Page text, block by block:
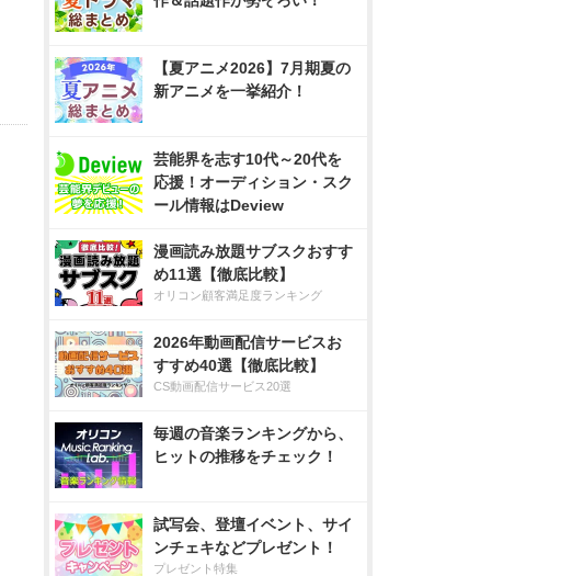
【夏アニメ2026】7月期夏の
新アニメを一挙紹介！
芸能界を志す10代～20代を
応援！オーディション・スク
ール情報はDeview
漫画読み放題サブスクおすす
め11選【徹底比較】
オリコン顧客満足度ランキング
2026年動画配信サービスお
すすめ40選【徹底比較】
CS動画配信サービス20選
毎週の音楽ランキングから、
ヒットの推移をチェック！
試写会、登壇イベント、サイ
ンチェキなどプレゼント！
プレゼント特集